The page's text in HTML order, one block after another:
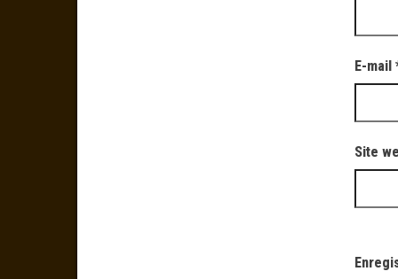
E-mail
Site